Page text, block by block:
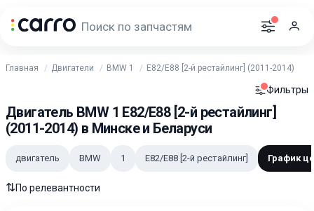
Главная Двигатели BMW 1 E82/E88 [2-й рестайлинг] (2011-2014)
Фильтры
Двигатель BMW 1 E82/E88 [2-й рестайлинг]
(2011-2014) в Минске и Беларуси
двигатель BMW 1 E82/E88 [2-й рестайлинг] График
⇅По релевантности